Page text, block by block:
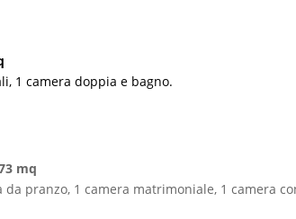
1 camera doppia e bagno.
mq
pranzo, 1 camera matrimoniale, 1 camera